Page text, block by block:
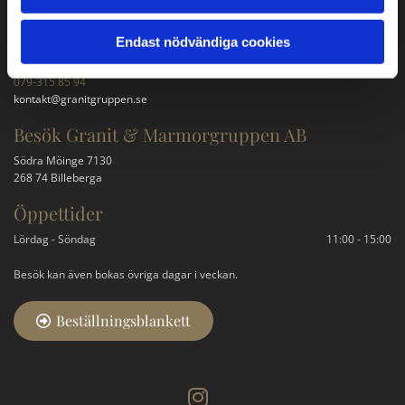
Endast nödvändiga cookies
Kontakta oss
079-315 85 94
kontakt@granitgruppen.se
Besök Granit & Marmorgruppen AB
Södra Möinge 7130
268 74 Billeberga
Öppettider
Lördag - Söndag 11:00 - 15:00
Besök kan även bokas övriga dagar i veckan.
Beställningsblankett